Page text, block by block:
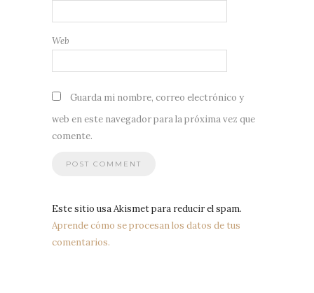
Web
Guarda mi nombre, correo electrónico y
web en este navegador para la próxima vez que
comente.
Este sitio usa Akismet para reducir el spam.
Aprende cómo se procesan los datos de tus
comentarios.